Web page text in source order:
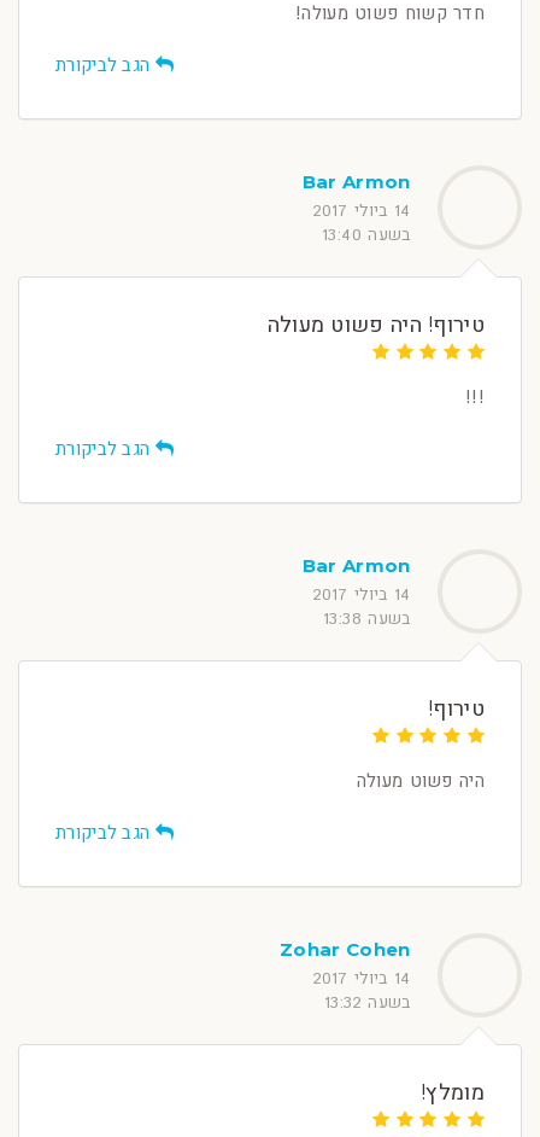
חדר קשוח פשוט מעולה!
הגב לביקורת
Bar Armon
14 ביולי 2017
בשעה 13:40
טירוף! היה פשוט מעולה
!!!
הגב לביקורת
Bar Armon
14 ביולי 2017
בשעה 13:38
טירוף!
היה פשוט מעולה
הגב לביקורת
Zohar Cohen
14 ביולי 2017
בשעה 13:32
מומלץ!